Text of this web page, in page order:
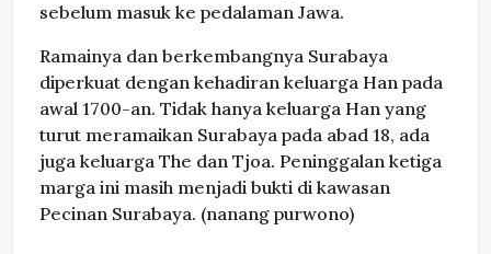
sebelum masuk ke pedalaman Jawa.
Ramainya dan berkembangnya Surabaya
diperkuat dengan kehadiran keluarga Han pada
awal 1700-an. Tidak hanya keluarga Han yang
turut meramaikan Surabaya pada abad 18, ada
juga keluarga The dan Tjoa. Peninggalan ketiga
marga ini masih menjadi bukti di kawasan
Pecinan Surabaya. (nanang purwono)